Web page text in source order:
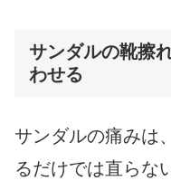
サンダルの靴擦
わせる
サンダルの痛みは
るだけでは直らな